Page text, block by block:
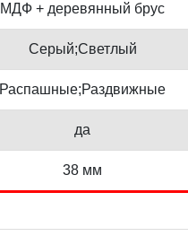
МДФ + деревянный брус
Серый;Светлый
Распашные;Раздвижные
да
38 мм